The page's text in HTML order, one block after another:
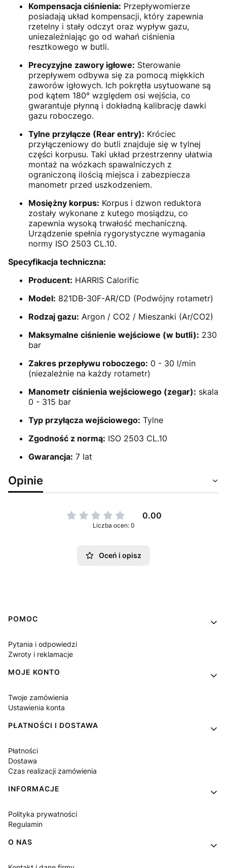
Kompensacja ciśnienia: Przepływomierze
posiadają układ kompensacji, który zapewnia
rzetelny i stały odczyt oraz wypływ gazu,
uniezależniając go od wahań ciśnienia
resztkowego w butli.
Precyzyjne zawory igłowe: Sterowanie
przepływem odbywa się za pomocą miękkich
zaworów igłowych. Ich pokrętła usytuowane są
pod kątem 180° względem osi wejścia, co
gwarantuje płynną i dokładną kalibrację dawki
gazu roboczego.
Tylne przyłącze (Rear entry): Króciec
przyłączeniowy do butli znajduje się w tylnej
części korpusu. Taki układ przestrzenny ułatwia
montaż na wózkach spawalniczych z
ograniczoną ilością miejsca i zabezpiecza
manometr przed uszkodzeniem.
Mosiężny korpus: Korpus i dzwon reduktora
zostały wykonane z kutego mosiądzu, co
zapewnia wysoką trwałość mechaniczną.
Urządzenie spełnia rygorystyczne wymagania
normy ISO 2503 CL.10.
Specyfikacja techniczna:
Producent: HARRIS Calorific
Model: 821DB-30F-AR/CD (Podwójny rotametr)
Rodzaj gazu: Argon / CO2 / Mieszanki (Ar/CO2)
Maksymalne ciśnienie wejściowe (w butli): 230
bar
Zakres przepływu roboczego: 0 - 30 l/min
(niezależnie na każdy rotametr)
Manometr ciśnienia wejściowego (zegar): skala
0 - 315 bar
Typ przyłącza wejściowego: Tylne
Zgodność z normą: ISO 2503 CL.10
Gwarancja: 7 lat
Opinie
0.00
Liczba ocen: 0
Oceń i opisz
Linki w stopce
POMOC
Pytania i odpowiedzi
Zwroty i reklamacje
MOJE KONTO
Twoje zamówienia
Ustawienia konta
PŁATNOŚCI I DOSTAWA
Płatności
Dostawa
Czas realizacji zamówienia
INFORMACJE
Polityka prywatności
Regulamin
O NAS